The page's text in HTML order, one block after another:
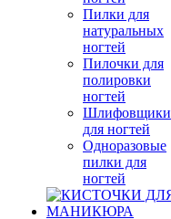
Пилки для
натуральных
ногтей
Пилочки для
полировки
ногтей
Шлифовщики
для ногтей
Одноразовые
пилки для
ногтей